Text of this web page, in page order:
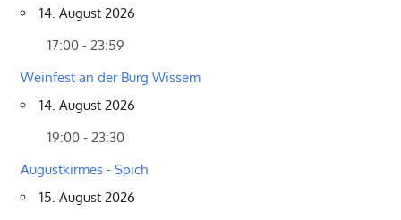
14. August 2026
17:00 - 23:59
Weinfest an der Burg Wissem
14. August 2026
19:00 - 23:30
Augustkirmes - Spich
15. August 2026